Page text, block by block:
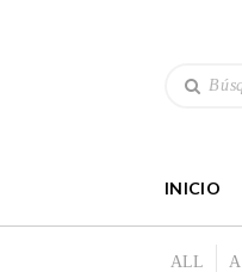
INICIO
ALL A